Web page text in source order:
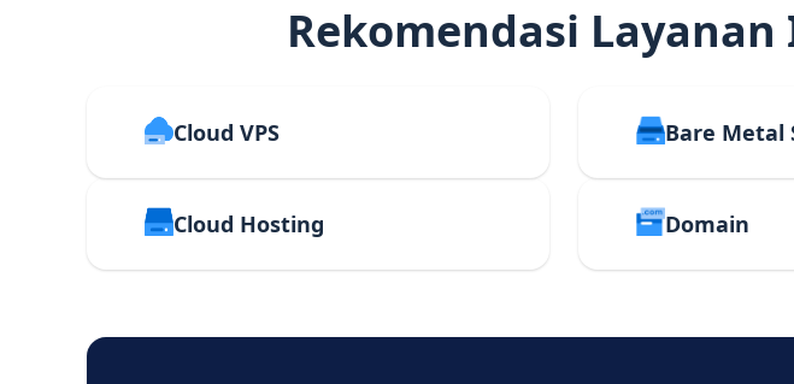
Rekomendasi
Cloud VPS Bare Metal
Cloud Hosting Domain